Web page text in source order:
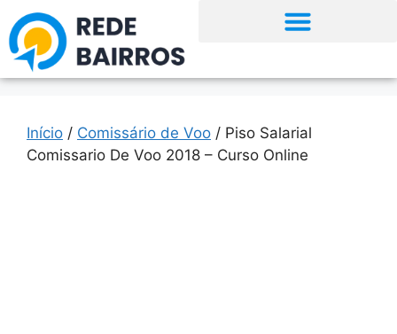
Início / Comissário de Voo / Piso Salarial
Comissario De Voo 2018 – Curso Online